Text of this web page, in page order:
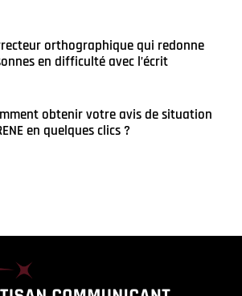
orthographique qui redonne
en difficulté avec l’écrit
obtenir votre avis de situation
en quelques clics ?